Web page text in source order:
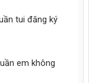
tui đăng ký
em không